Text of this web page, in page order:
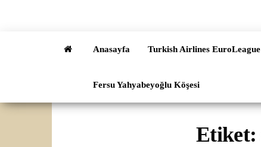
Anasayfa Turkish Airlines EuroLeague
Fersu Yahyabeyoğlu Köşesi
Etiket: